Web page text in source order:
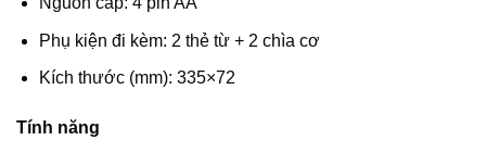
Phụ kiện đi kèm: 2 thẻ từ + 2 chìa cơ
Kích thước (mm): 335×72
Tính năng